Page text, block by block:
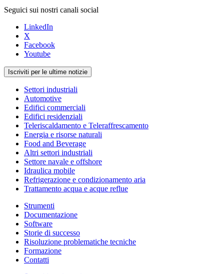
Seguici sui nostri canali social
LinkedIn
X
Facebook
Youtube
Iscriviti per le ultime notizie
Settori industriali
Automotive
Edifici commerciali
Edifici residenziali
Teleriscaldamento e Teleraffrescamento
Energia e risorse naturali
Food and Beverage
Altri settori industriali
Settore navale e offshore
Idraulica mobile
Refrigerazione e condizionamento aria
Trattamento acqua e acque reflue
Strumenti
Documentazione
Software
Storie di successo
Risoluzione problematiche tecniche
Formazione
Contatti